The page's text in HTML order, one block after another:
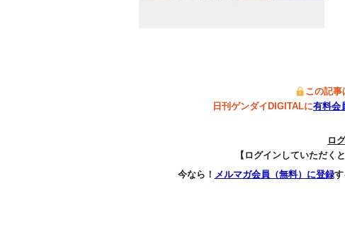
この記事
日刊ゲンダイDIGITALに有料会
ロ
【ログインしていただく
今なら！ メルマガ会員（無料）に登録す